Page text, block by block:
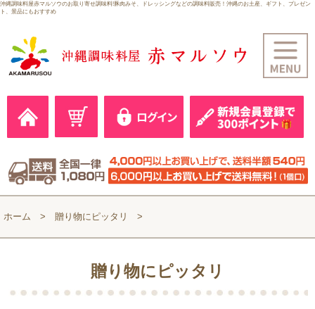
沖縄調味料屋赤マルソウのお取り寄せ調味料!豚肉みそ、ドレッシングなどの調味料販売！沖縄のお土産、ギフト、プレゼン
ト、景品にもおすすめ
ホーム 贈り物にピッタリ
贈り物にピッタリ